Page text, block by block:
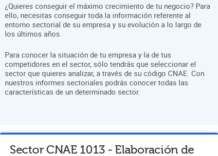
¿Quieres conseguir el máximo crecimiento de tu negocio? Para
ello, necesitas conseguir toda la información referente al
entorno sectorial de su empresa y su evolución a lo largo de
los últimos años.
Para conocer la situación de tu empresa y la de tus
competidores en el sector, sólo tendrás que seleccionar el
sector que quieres analizar, a través de su código CNAE. Con
nuestros informes sectoriales podrás conocer todas las
características de un determinado sector.
Sector CNAE 1013 - Elaboración de